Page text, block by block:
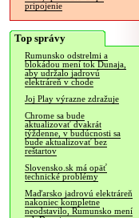
pripojenie
Top správy
Rumunsko odstrelmi a
blokádou mení tok Dunaja,
aby udržalo jadrovú
elektráreň v chode
Joj Play výrazne zdražuje
Chrome sa bude
aktualizovať dvakrát
týždenne, v budúcnosti sa
bude aktualizovať bez
reštartov
Slovensko.sk má opäť
technické problémy
Maďarsko jadrovú elektráreň
nakoniec kompletne
neodstavilo, Rumunsko mení